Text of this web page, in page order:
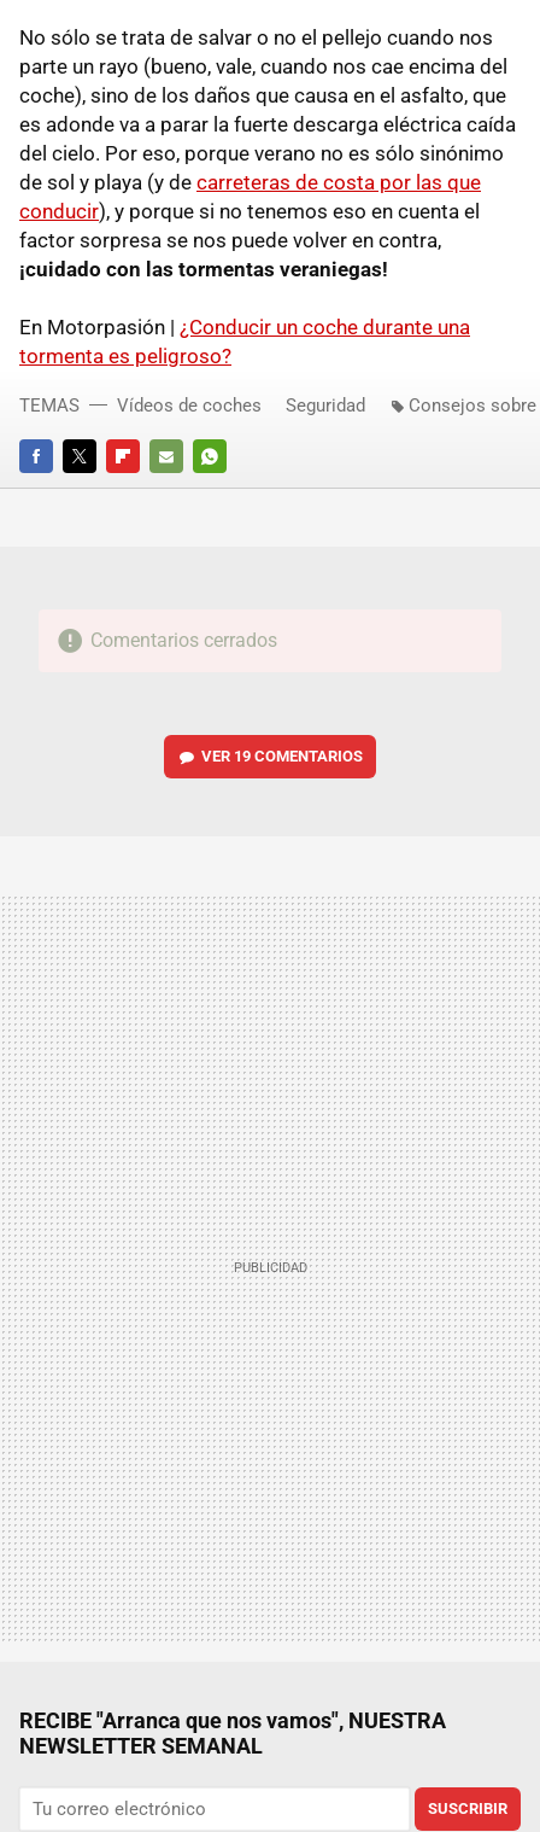
No sólo se trata de salvar o no el pellejo cuando nos
parte un rayo (bueno, vale, cuando nos cae encima del
coche), sino de los daños que causa en el asfalto, que
es adonde va a parar la fuerte descarga eléctrica caída
del cielo. Por eso, porque verano no es sólo sinónimo
de sol y playa (y de carreteras de costa por las que
conducir), y porque si no tenemos eso en cuenta el
factor sorpresa se nos puede volver en contra,
¡cuidado con las tormentas veraniegas!
En Motorpasión | ¿Conducir un coche durante una
tormenta es peligroso?
FACEBOOKTWITTERFLIPBOARD
E-
WHATSAPP
TEMAS Vídeos de coches Seguridad Consejos
Comentarios cerrados
VER 19 COMENTARIOS
RECIBE "Arranca que nos vamos", NUESTRA
NEWSLETTER SEMANAL
SUSCRIBIR